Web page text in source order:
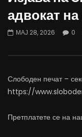
10:25
06.08.2026
0
1K 10
адвокат
МАЈ 28, 2026 0
Слободен печат –
https://
Претплатете се на